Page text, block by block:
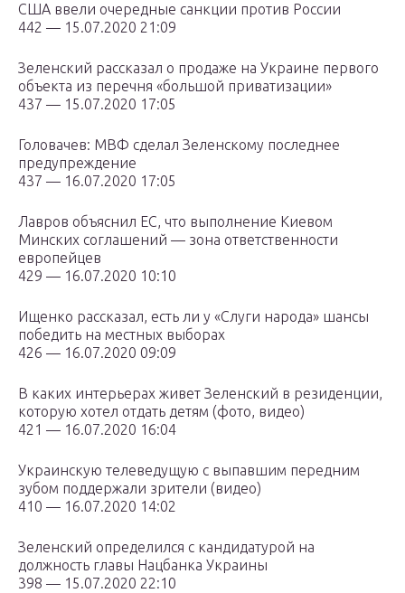
США ввели очередные санкции против России
442 — 15.07.2020 21:09
Зеленский рассказал о продаже на Украине первого
объекта из перечня «большой приватизации»
437 — 15.07.2020 17:05
Головачев: МВФ сделал Зеленскому последнее
предупреждение
437 — 16.07.2020 17:05
Лавров объяснил ЕС, что выполнение Киевом
Минских соглашений — зона ответственности
европейцев
429 — 16.07.2020 10:10
Ищенко рассказал, есть ли у «Слуги народа» шансы
победить на местных выборах
426 — 16.07.2020 09:09
В каких интерьерах живет Зеленский в резиденции,
которую хотел отдать детям (фото, видео)
421 — 16.07.2020 16:04
Украинскую телеведущую с выпавшим передним
зубом поддержали зрители (видео)
410 — 16.07.2020 14:02
Зеленский определился с кандидатурой на
должность главы Нацбанка Украины
398 — 15.07.2020 22:10